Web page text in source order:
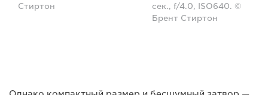
Стиртон
сек., f/4.0, ISO640. ©
Брент Стиртон